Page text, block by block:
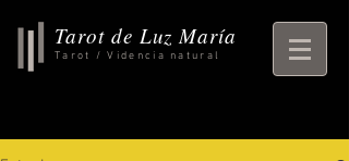
Tarot de Luz María
Tarot / Videncia natural